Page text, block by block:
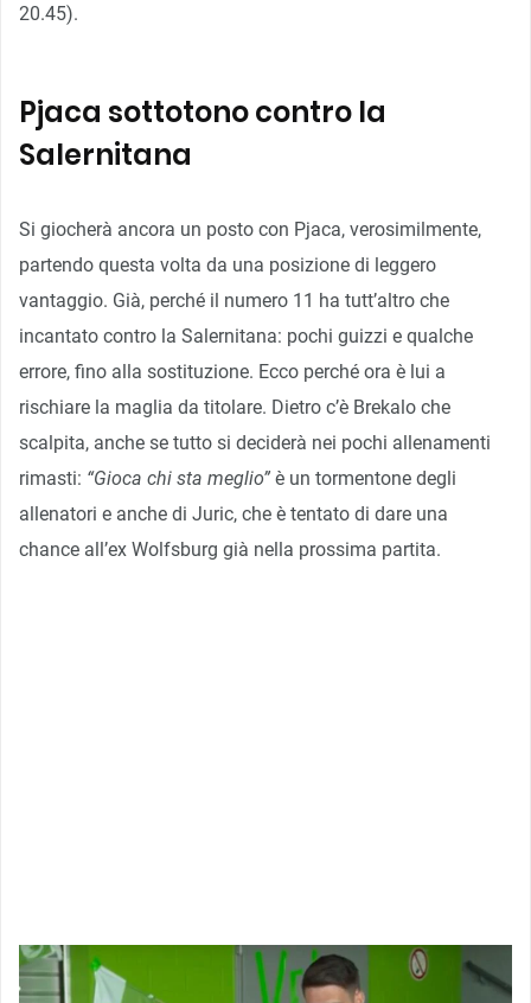
20.45).
Pjaca sottotono contro la
Salernitana
Si giocherà ancora un posto con Pjaca, verosimilmente,
partendo questa volta da una posizione di leggero
vantaggio. Già, perché il numero 11 ha tutt’altro che
incantato contro la Salernitana: pochi guizzi e qualche
errore, fino alla sostituzione. Ecco perché ora è lui a
rischiare la maglia da titolare. Dietro c’è Brekalo che
scalpita, anche se tutto si deciderà nei pochi allenamenti
rimasti: “Gioca chi sta meglio” è un tormentone degli
allenatori e anche di Juric, che è tentato di dare una
chance all’ex Wolfsburg già nella prossima partita.